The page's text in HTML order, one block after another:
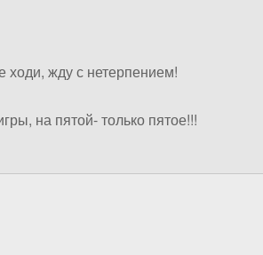
ходи, жду с нетерпением!
на пятой- только пятое!!!